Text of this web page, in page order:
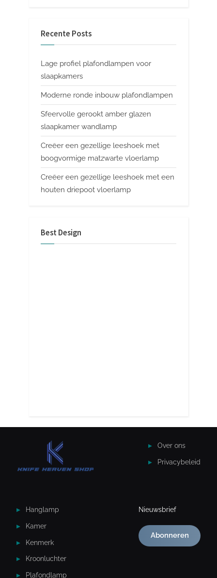
Recente Posts
Lage profiel plafondlampen voor
slaapkamers
Moderne ronde inbouw plafondlampen
Sfeervolle gerookt amber glazen
slaapkamer wandlamp
Creëer een gezellige leeshoek met
boogvormige matzwarte vloerlamp
Creëer een gezellige leeshoek met een
houten driepoot vloerlamp
Best Design
Over ons
Privacybeleid
Hanglamp
Kamer
Kenmerk
Kroonluchter
Plafondlamp
Nieuwsbrief
Abonneren